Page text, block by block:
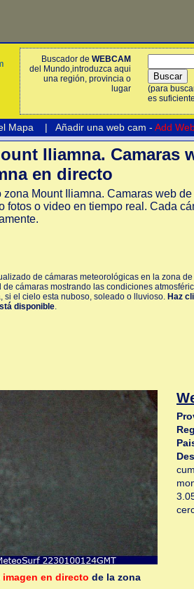
Buscador de WEBCAM
del Mundo,introduzca aqui
una región, provincia o
lugar
(para
es
Mapa | Añadir una web cam - Add
Iliamna. Camaras
en directo
zona Mount Iliamna. Camaras web
fotos o video en tiempo real. Cada
de cámaras meteorológicas en la zona
de cámaras mostrando las condiciones
si el cielo esta nuboso, soleado o lluvioso. Haz
disponible.
imagen en directo de la zona